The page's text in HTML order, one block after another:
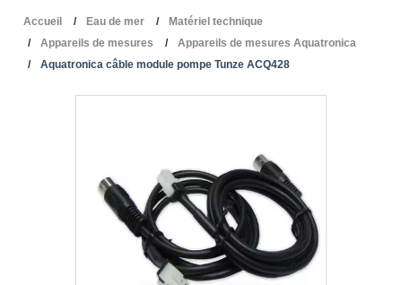
Accueil Eau de mer
Matériel technique
Appareils de mesures
Appareils de mesures Aquatronica
Aquatronica câble module pompe Tunze ACQ428